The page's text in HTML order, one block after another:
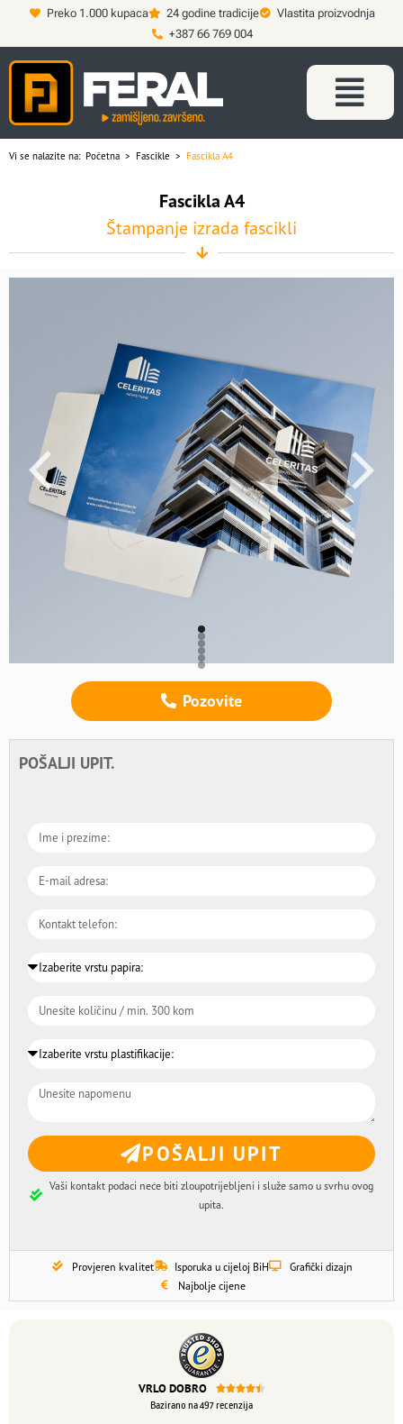
Preko 1.000 kupaca 24 godine tradicije
Vlastita proizvodnja
+387 66 769 004
Vi se nalazite na: Početna > Fascikle > Fascikla A4
Fascikla A4
Štampanje izrada fascikli
Pozovite
POŠALJI UPIT.
POŠALJI UPIT
Vaši kontakt podaci neće biti zloupotrijebljeni i služe samo u svrhu ovog
upita.
Provjeren kvalitet Isporuka u cijeloj BiH
Grafički dizajn
Najbolje cijene
VRLO DOBRO 
Bazirano na 497 recenzija